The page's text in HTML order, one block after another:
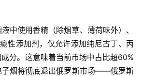
中使用香精（除烟草、薄荷味外）、
性添加剂，仅允许添加纯尼古丁、丙
分。这意味着当前市场中占比超60%
子烟将彻底退出俄罗斯市场——俄罗斯